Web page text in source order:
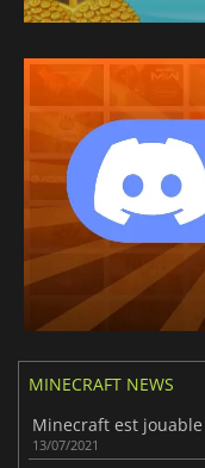
MINECRAFT NEWS
Minecraft est
13/07/2021